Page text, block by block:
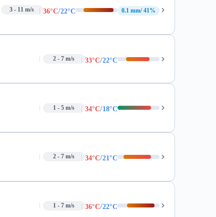
3 - 11 m/s 36°C/22°C 0.1 mm 41%
2 - 7 m/s 33°C/22°C
1 - 5 m/s 34°C/18°C
2 - 7 m/s 34°C/21°C
1 - 7 m/s 36°C/22°C